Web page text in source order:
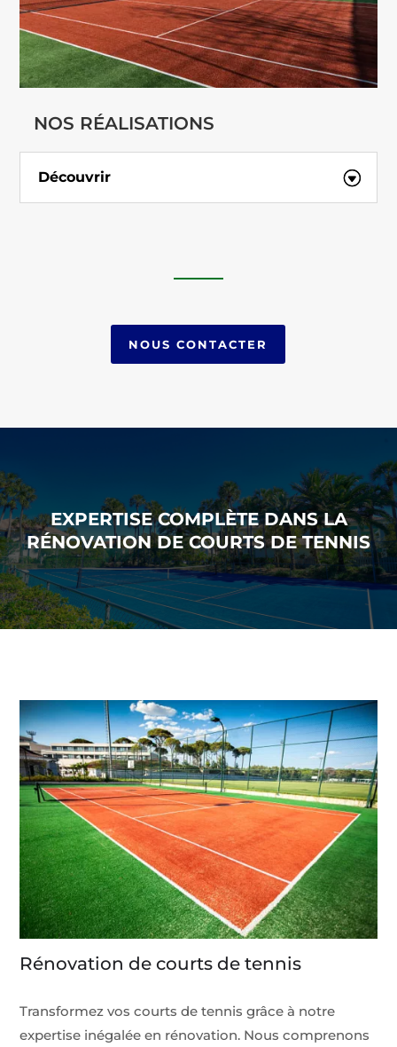
NOS RÉALISATIONS
Découvrir
NOUS CONTACTER
EXPERTISE COMPLÈTE DANS LA
RÉNOVATION DE COURTS DE TENNIS
Rénovation de courts de tennis
Transformez vos courts de tennis grâce à notre
expertise inégalée en rénovation. Nous comprenons